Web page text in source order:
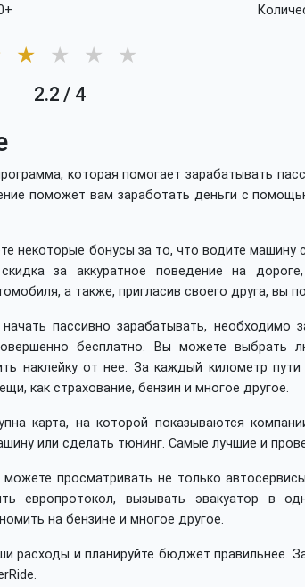
★ ★ ★ ★
2.2 / 4
которая помогает зарабатывать
поможет вам заработать деньги с
некоторые бонусы за то, что водите
за аккуратное поведение на
а также, пригласив своего друга, вы
пассивно зарабатывать, необходимо
бесплатно. Вы можете
наклейку от нее. За каждый километр
как страхование, бензин и многое другое.
карта, на которой показываются
или сделать тюнинг. Самые лучшие и
просматривать не только
европротокол, вызывать эвакуатор в
на бензине и многое другое.
расходы и планируйте бюджет правильнее.